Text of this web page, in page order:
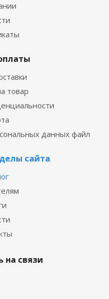
товар
данных файл
сайта
на связи